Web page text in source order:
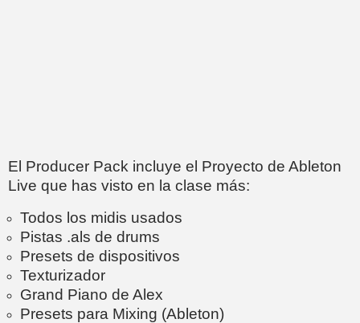
El Producer Pack incluye el Proyecto de Ableton
Live que has visto en la clase más:
Todos los midis usados
Pistas .als de drums
Presets de dispositivos
Texturizador
Grand Piano de Alex
Presets para Mixing (Ableton)